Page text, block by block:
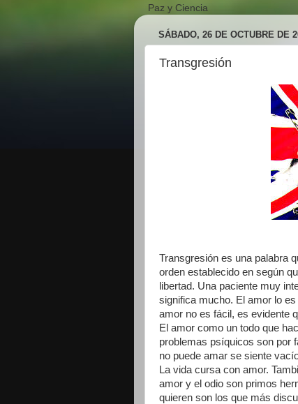
Paz y Ciencia
SÁBADO, 26 DE OCTUBRE DE
Transgresión
Transgresión es una palabra
orden establecido en según
libertad. Una paciente muy
significa mucho. El amor lo
amor no es fácil, es evidente
El amor como un todo que
problemas psíquicos son por
no puede amar se siente
La vida cursa con amor.
amor y el odio son primos
quieren son los que más